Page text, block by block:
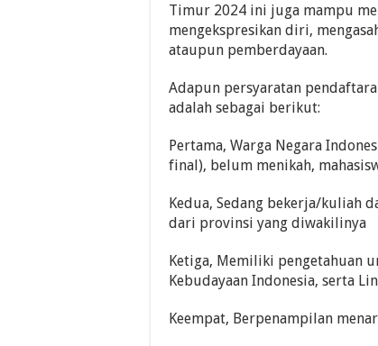
Timur 2024 ini juga mampu
mengekspresikan diri,
ataupun pemberdayaan.
Adapun persyaratan
adalah sebagai berikut:
Pertama, Warga Negara
final), belum menikah,
Kedua, Sedang bekerja/kuliah
dari provinsi yang diwakilinya
Ketiga, Memiliki pengetahuan
Kebudayaan Indonesia, serta
Keempat, Berpenampilan